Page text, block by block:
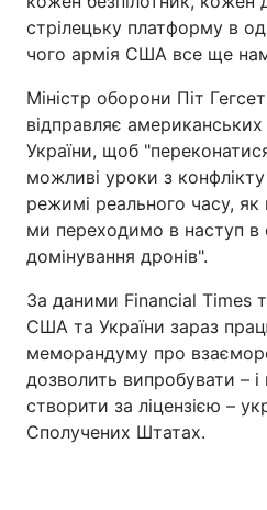
стрілецьку платформу в
чого армія США все ще
Міністр оборони Піт
відправляє
України, щоб
можливі уроки з
режимі реального часу,
ми переходимо в наступ в
домінування дронів".
За даними Financial Times
США та України зараз
меморандуму про
дозволить випробувати –
створити за ліцензією –
Сполучених Штатах.